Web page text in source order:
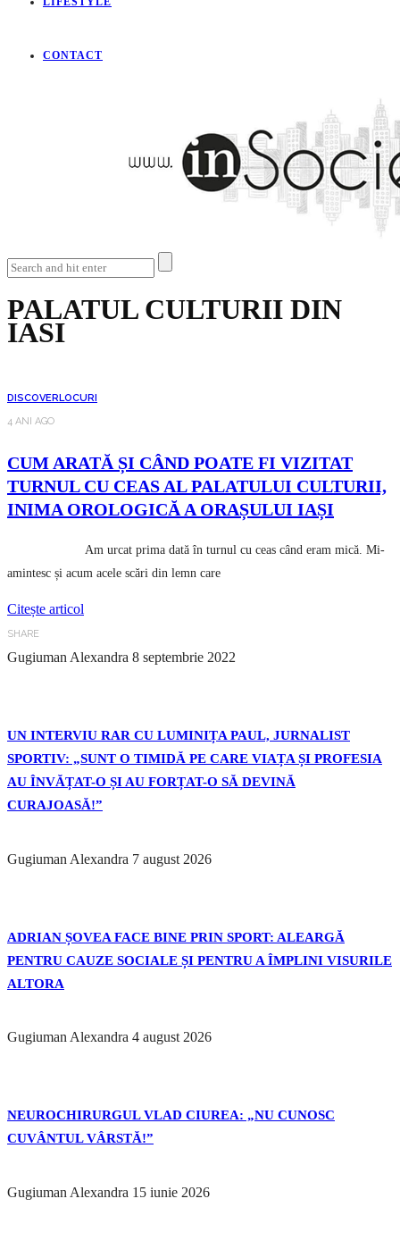
CONTACT
PALATUL CULTURII DIN
IASI
DISCOVERLOCURI
4 ANI AGO
CUM ARATĂ ȘI CÂND POATE FI VIZITAT
TURNUL CU CEAS AL PALATULUI CULTURII,
INIMA OROLOGICĂ A ORAȘULUI IAȘI
Am urcat prima dată în turnul cu ceas când eram mică. Mi-
amintesc și acum acele scări din lemn care
Citește articol
SHARE
Gugiuman Alexandra 8 septembrie 2022
UN INTERVIU RAR CU LUMINIȚA PAUL, JURNALIST
SPORTIV: „SUNT O TIMIDĂ PE CARE VIAȚA ȘI PROFESIA
AU ÎNVĂȚAT-O ȘI AU FORȚAT-O SĂ DEVINĂ
CURAJOASĂ!”
Gugiuman Alexandra 7 august 2026
ADRIAN ȘOVEA FACE BINE PRIN SPORT: ALEARGĂ
PENTRU CAUZE SOCIALE ȘI PENTRU A ÎMPLINI VISURILE
ALTORA
Gugiuman Alexandra 4 august 2026
NEUROCHIRURGUL VLAD CIUREA: „NU CUNOSC
CUVÂNTUL VÂRSTĂ!”
Gugiuman Alexandra 15 iunie 2026